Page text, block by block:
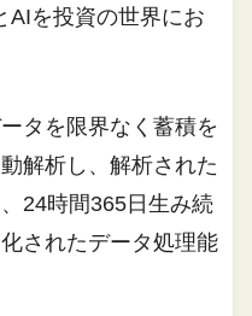
AIを投資の世界にお
タを限界なく蓄積を
解析し、解析された
24時間365日生み続
されたデータ処理能